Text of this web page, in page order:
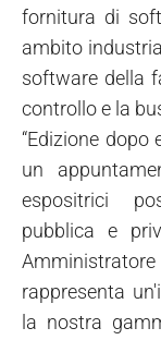
fornitura di
ambito
software della
controllo e la
“Edizione dopo
un
espositrici
pubblica e
rappresenta
la nostra